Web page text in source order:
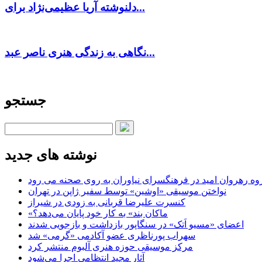
دلنوشته آریا عظیمی‌نژاد برای...
نگاهی به زندگی هنری ناصر عبد...
جستجو
نوشته های جدید
رهروان امید در فرهنگسرای نیاوران به روی صحنه می رود
نواختن موسیقی «اوشین» توسط سفیر ژاپن در تهران
کنسرت علیرضا قربانی به زودی در شیراز
«ماکان بند» به کار خود پایان می‌دهد؟
اعضای «مسیو اَتک» در سنگاپور بازداشت و بازجویی شدند
سهراب پورناظری عضو آکادمی «گرمی» شد
مرکز موسیقی حوزه هنری آلبوم منتشر کرد
آثار مجید انتظامی اجرا می‌شود